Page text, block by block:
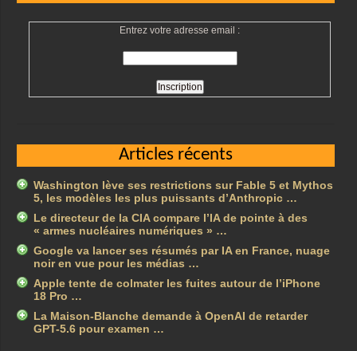
Entrez votre adresse email :
Articles récents
Washington lève ses restrictions sur Fable 5 et Mythos
5, les modèles les plus puissants d’Anthropic …
Le directeur de la CIA compare l’IA de pointe à des
« armes nucléaires numériques » …
Google va lancer ses résumés par IA en France, nuage
noir en vue pour les médias …
Apple tente de colmater les fuites autour de l’iPhone
18 Pro …
La Maison-Blanche demande à OpenAI de retarder
GPT-5.6 pour examen …